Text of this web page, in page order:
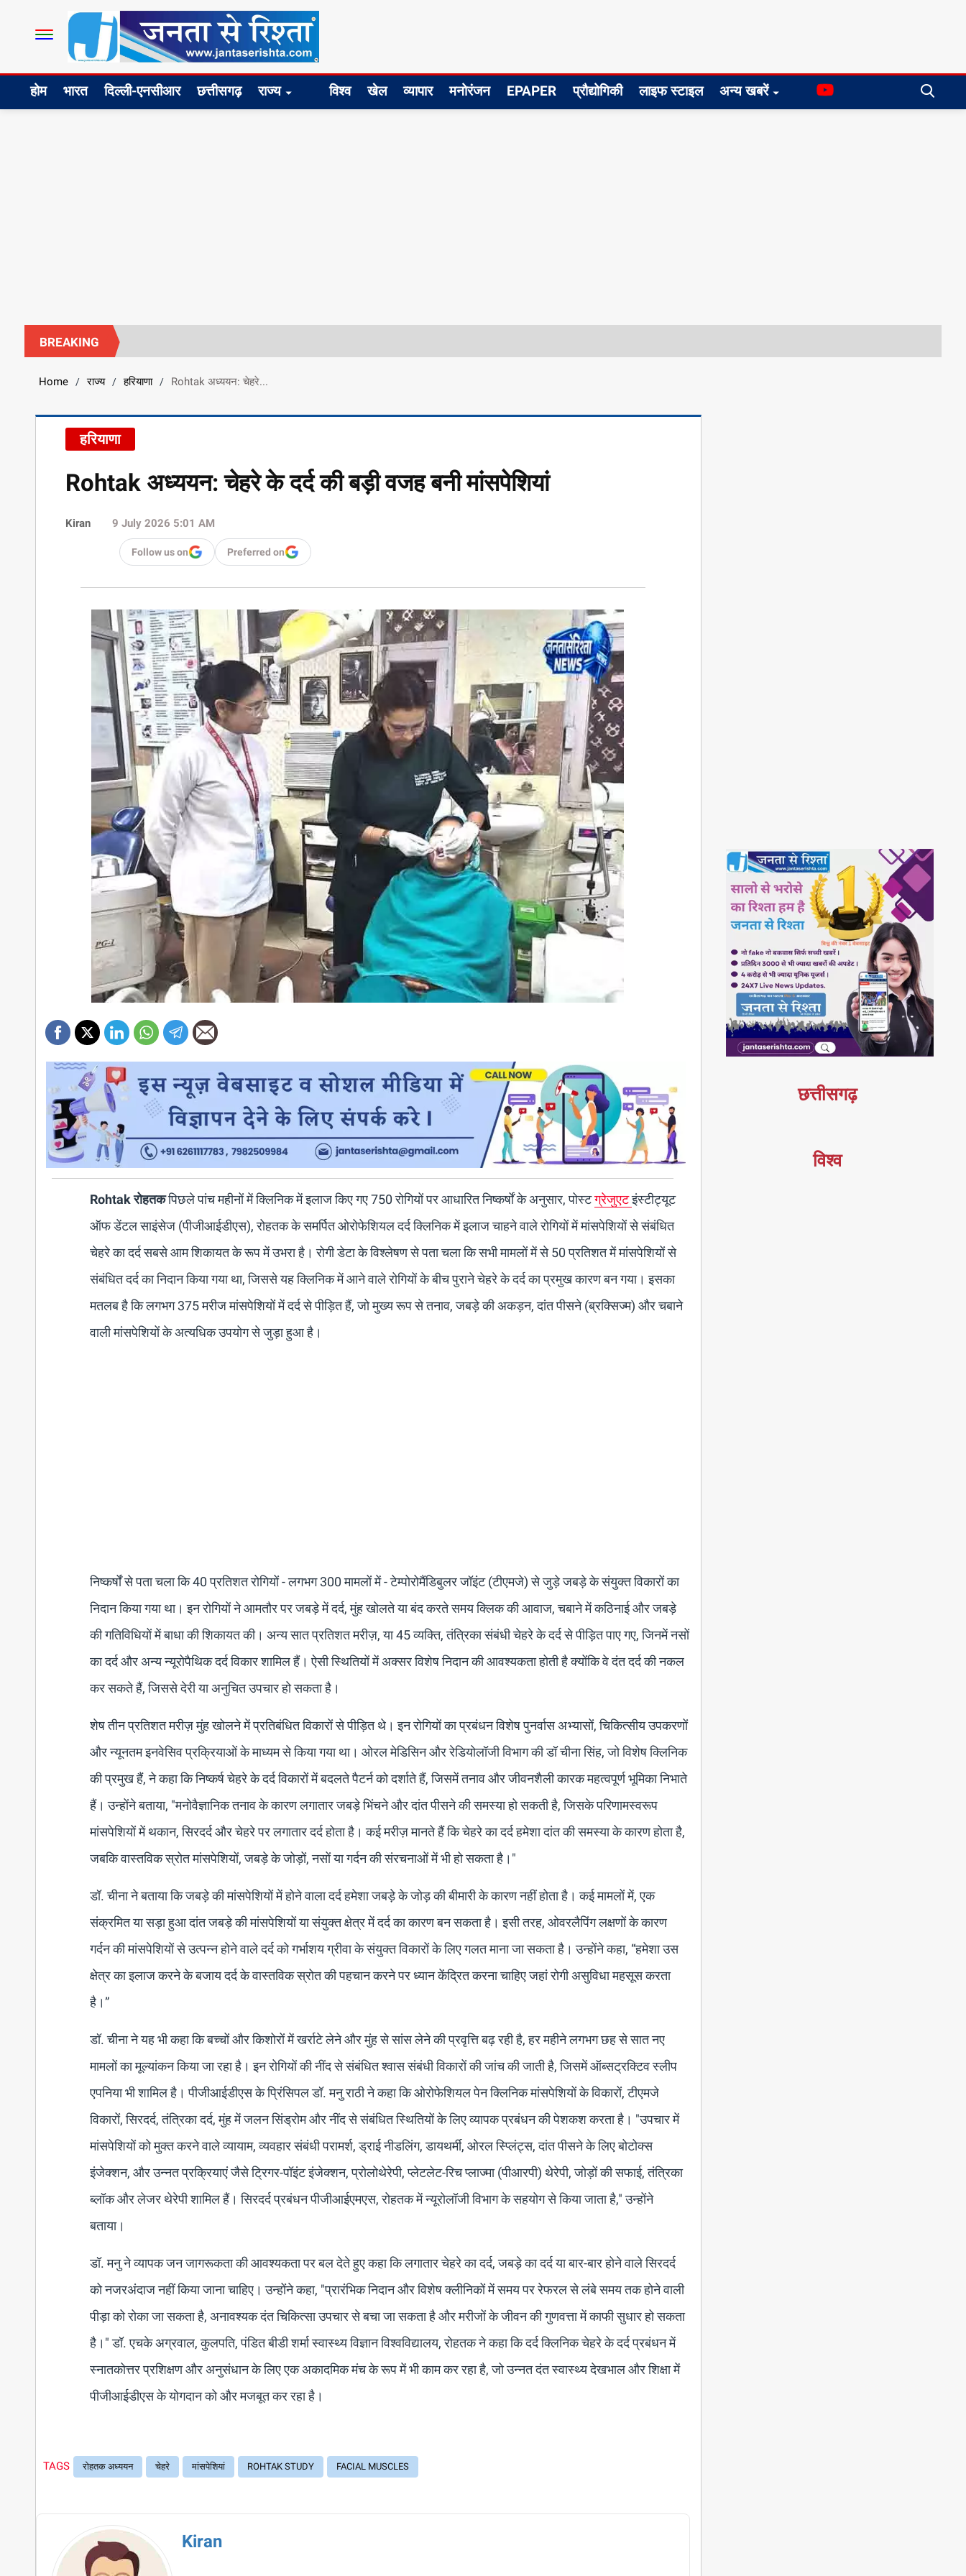
होम भारत दिल्ली-एनसीआर छत्तीसगढ़ राज्य विश्व खेल व्यापार मनोरंजन EPAPER प्रौद्योगिकी लाइफ स्टाइल अन्य खबरें
BREAKING
Home / राज्य / हरियाणा / Rohtak अध्ययन: चेहरे...
हरियाणा
Rohtak अध्ययन: चेहरे के दर्द की बड़ी वजह बनी मांसपेशियां
Kiran 9 July 2026 5:01 AM
Follow us on Preferred on
Rohtak रोहतकपिछले पांच महीनों में क्लिनिक में इलाज किए गए 750 रोगियों पर आधारित निष्कर्षों के अनुसार, पोस्टग्रेजुएटइंस्टीट्यूट
ऑफ डेंटल साइंसेज (पीजीआईडीएस), रोहतक के समर्पित ओरोफेशियल दर्द क्लिनिक में इलाज चाहने वाले रोगियों में मांसपेशियों से संबंधित
चेहरे का दर्द सबसे आम शिकायत के रूप में उभरा है। रोगी डेटा के विश्लेषण से पता चला कि सभी मामलों में से 50 प्रतिशत में मांसपेशियों से
संबंधित दर्द का निदान किया गया था, जिससे यह क्लिनिक में आने वाले रोगियों के बीच पुराने चेहरे के दर्द का प्रमुख कारण बन गया। इसका
मतलब है कि लगभग 375 मरीज मांसपेशियों में दर्द से पीड़ित हैं, जो मुख्य रूप से तनाव, जबड़े की अकड़न, दांत पीसने (ब्रक्सिज्म) और चबाने
वाली मांसपेशियों के अत्यधिक उपयोग से जुड़ा हुआ है।
निष्कर्षों से पता चला कि 40 प्रतिशत रोगियों - लगभग 300 मामलों में - टेम्पोरोमैंडिबुलर जॉइंट (टीएमजे) से जुड़े जबड़े के संयुक्त विकारों का
निदान किया गया था। इन रोगियों ने आमतौर पर जबड़े में दर्द, मुंह खोलते या बंद करते समय क्लिक की आवाज, चबाने में कठिनाई और जबड़े
की गतिविधियों में बाधा की शिकायत की। अन्य सात प्रतिशत मरीज़, या 45 व्यक्ति, तंत्रिका संबंधी चेहरे के दर्द से पीड़ित पाए गए, जिनमें नसों
का दर्द और अन्य न्यूरोपैथिक दर्द विकार शामिल हैं। ऐसी स्थितियों में अक्सर विशेष निदान की आवश्यकता होती है क्योंकि वे दंत दर्द की नकल
कर सकते हैं, जिससे देरी या अनुचित उपचार हो सकता है।
शेष तीन प्रतिशत मरीज़ मुंह खोलने में प्रतिबंधित विकारों से पीड़ित थे। इन रोगियों का प्रबंधन विशेष पुनर्वास अभ्यासों, चिकित्सीय उपकरणों
और न्यूनतम इनवेसिव प्रक्रियाओं के माध्यम से किया गया था। ओरल मेडिसिन और रेडियोलॉजी विभाग की डॉ चीना सिंह, जो विशेष क्लिनिक
की प्रमुख हैं, ने कहा कि निष्कर्ष चेहरे के दर्द विकारों में बदलते पैटर्न को दर्शाते हैं, जिसमें तनाव और जीवनशैली कारक महत्वपूर्ण भूमिका निभाते
हैं। उन्होंने बताया, "मनोवैज्ञानिक तनाव के कारण लगातार जबड़े भिंचने और दांत पीसने की समस्या हो सकती है, जिसके परिणामस्वरूप
मांसपेशियों में थकान, सिरदर्द और चेहरे पर लगातार दर्द होता है। कई मरीज़ मानते हैं कि चेहरे का दर्द हमेशा दांत की समस्या के कारण होता है,
जबकि वास्तविक स्रोत मांसपेशियों, जबड़े के जोड़ों, नसों या गर्दन की संरचनाओं में भी हो सकता है।"
डॉ. चीना ने बताया कि जबड़े की मांसपेशियों में होने वाला दर्द हमेशा जबड़े के जोड़ की बीमारी के कारण नहीं होता है। कई मामलों में, एक
संक्रमित या सड़ा हुआ दांत जबड़े की मांसपेशियों या संयुक्त क्षेत्र में दर्द का कारण बन सकता है। इसी तरह, ओवरलैपिंग लक्षणों के कारण
गर्दन की मांसपेशियों से उत्पन्न होने वाले दर्द को गर्भाशय ग्रीवा के संयुक्त विकारों के लिए गलत माना जा सकता है। उन्होंने कहा, “हमेशा उस
क्षेत्र का इलाज करने के बजाय दर्द के वास्तविक स्रोत की पहचान करने पर ध्यान केंद्रित करना चाहिए जहां रोगी असुविधा महसूस करता
है।”
डॉ. चीना ने यह भी कहा कि बच्चों और किशोरों में खर्राटे लेने और मुंह से सांस लेने की प्रवृत्ति बढ़ रही है, हर महीने लगभग छह से सात नए
मामलों का मूल्यांकन किया जा रहा है। इन रोगियों की नींद से संबंधित श्वास संबंधी विकारों की जांच की जाती है, जिसमें ऑब्सट्रक्टिव स्लीप
एपनिया भी शामिल है। पीजीआईडीएस के प्रिंसिपल डॉ. मनु राठी ने कहा कि ओरोफेशियल पेन क्लिनिक मांसपेशियों के विकारों, टीएमजे
विकारों, सिरदर्द, तंत्रिका दर्द, मुंह में जलन सिंड्रोम और नींद से संबंधित स्थितियों के लिए व्यापक प्रबंधन की पेशकश करता है। "उपचार में
मांसपेशियों को मुक्त करने वाले व्यायाम, व्यवहार संबंधी परामर्श, ड्राई नीडलिंग, डायथर्मी, ओरल स्प्लिंट्स, दांत पीसने के लिए बोटोक्स
इंजेक्शन, और उन्नत प्रक्रियाएं जैसे ट्रिगर-पॉइंट इंजेक्शन, प्रोलोथेरेपी, प्लेटलेट-रिच प्लाज्मा (पीआरपी) थेरेपी, जोड़ों की सफाई, तंत्रिका
ब्लॉक और लेजर थेरेपी शामिल हैं। सिरदर्द प्रबंधन पीजीआईएमएस, रोहतक में न्यूरोलॉजी विभाग के सहयोग से किया जाता है," उन्होंने
बताया।
डॉ. मनु ने व्यापक जन जागरूकता की आवश्यकता पर बल देते हुए कहा कि लगातार चेहरे का दर्द, जबड़े का दर्द या बार-बार होने वाले सिरदर्द
को नजरअंदाज नहीं किया जाना चाहिए। उन्होंने कहा, "प्रारंभिक निदान और विशेष क्लीनिकों में समय पर रेफरल से लंबे समय तक होने वाली
पीड़ा को रोका जा सकता है, अनावश्यक दंत चिकित्सा उपचार से बचा जा सकता है और मरीजों के जीवन की गुणवत्ता में काफी सुधार हो सकता
है।" डॉ. एचके अग्रवाल, कुलपति, पंडित बीडी शर्मा स्वास्थ्य विज्ञान विश्वविद्यालय, रोहतक ने कहा कि दर्द क्लिनिक चेहरे के दर्द प्रबंधन में
स्नातकोत्तर प्रशिक्षण और अनुसंधान के लिए एक अकादमिक मंच के रूप में भी काम कर रहा है, जो उन्नत दंत स्वास्थ्य देखभाल और शिक्षा में
पीजीआईडीएस के योगदान को और मजबूत कर रहा है।
TAGS रोहतक अध्ययन चेहरे मांसपेशियां ROHTAK STUDY FACIAL MUSCLES
Kiran
छत्तीसगढ़
विश्व